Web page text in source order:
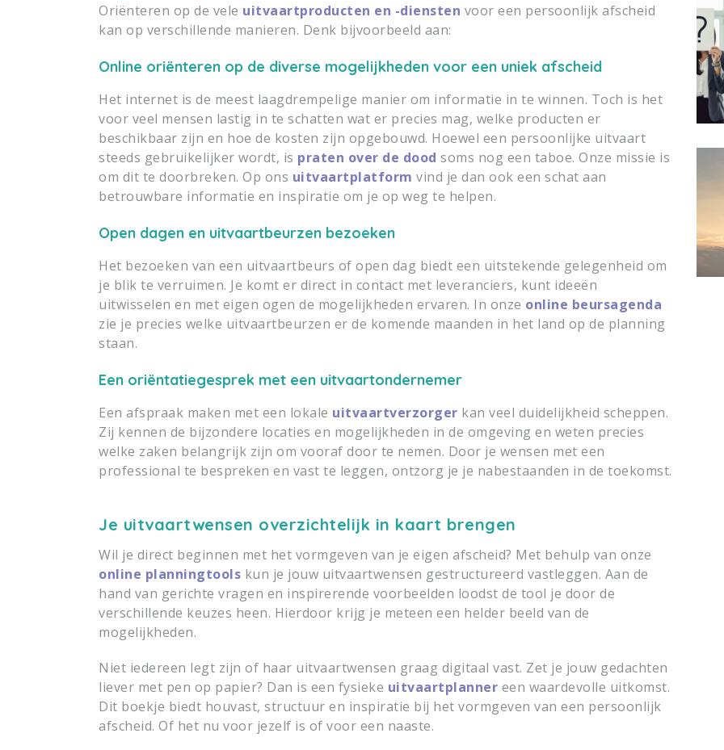
Oriënteren op de vele uitvaartproducten en -diensten voor een persoonlijk afscheid
kan op verschillende manieren. Denk bijvoorbeeld aan:
Online oriënteren op de diverse mogelijkheden voor een uniek afscheid
Het internet is de meest laagdrempelige manier om informatie in te winnen. Toch is het
voor veel mensen lastig in te schatten wat er precies mag, welke producten er
beschikbaar zijn en hoe de kosten zijn opgebouwd. Hoewel een persoonlijke uitvaart
steeds gebruikelijker wordt, is praten over de dood soms nog een taboe. Onze missie is
om dit te doorbreken. Op ons uitvaartplatform vind je dan ook een schat aan
betrouwbare informatie en inspiratie om je op weg te helpen.
Open dagen en uitvaartbeurzen bezoeken
Het bezoeken van een uitvaartbeurs of open dag biedt een uitstekende gelegenheid om
je blik te verruimen. Je komt er direct in contact met leveranciers, kunt ideeën
uitwisselen en met eigen ogen de mogelijkheden ervaren. In onze online beursagenda
zie je precies welke uitvaartbeurzen er de komende maanden in het land op de planning
staan.
Een oriëntatiegesprek met een uitvaartondernemer
Een afspraak maken met een lokale uitvaartverzorger kan veel duidelijkheid scheppen.
Zij kennen de bijzondere locaties en mogelijkheden in de omgeving en weten precies
welke zaken belangrijk zijn om vooraf door te nemen. Door je wensen met een
professional te bespreken en vast te leggen, ontzorg je je nabestaanden in de toekomst.
Je uitvaartwensen overzichtelijk in kaart brengen
Wil je direct beginnen met het vormgeven van je eigen afscheid? Met behulp van onze
online planningtools kun je jouw uitvaartwensen gestructureerd vastleggen. Aan de
hand van gerichte vragen en inspirerende voorbeelden loodst de tool je door de
verschillende keuzes heen. Hierdoor krijg je meteen een helder beeld van de
mogelijkheden.
Niet iedereen legt zijn of haar uitvaartwensen graag digitaal vast. Zet je jouw gedachten
liever met pen op papier? Dan is een fysieke uitvaartplanner een waardevolle uitkomst.
Dit boekje biedt houvast, structuur en inspiratie bij het vormgeven van een persoonlijk
afscheid. Of het nu voor jezelf is of voor een naaste.